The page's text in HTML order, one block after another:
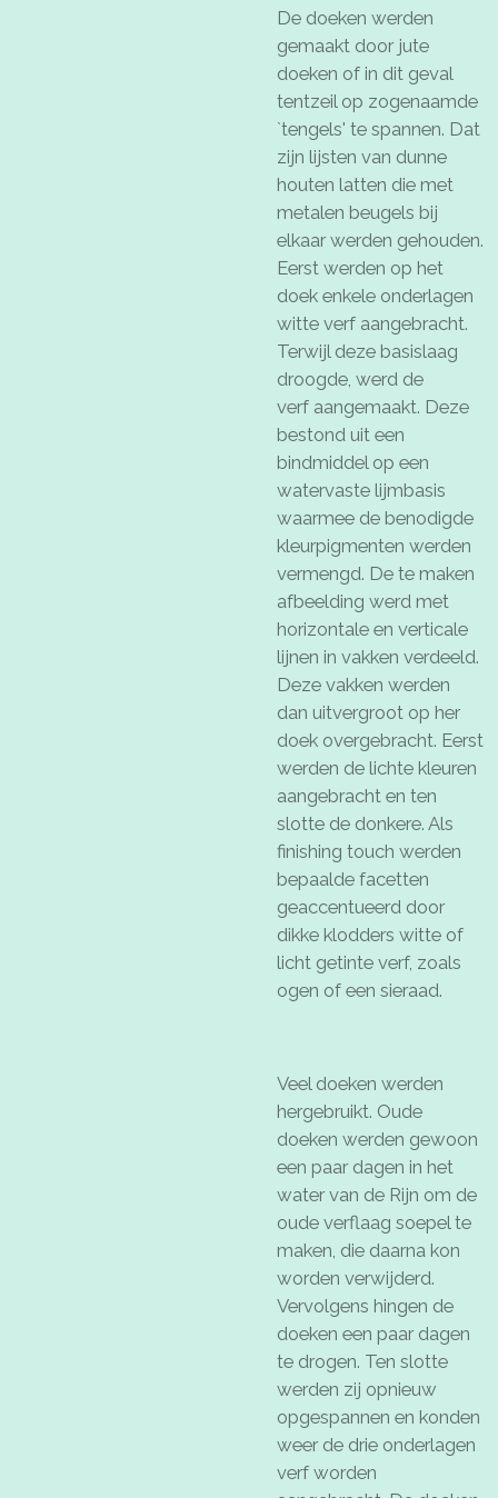
De doeken werden
gemaakt door jute
doeken of in dit geval
tentzeil op zogenaamde
`tengels' te spannen. Dat
zijn lijsten van dunne
houten latten die met
metalen beugels bij
elkaar werden gehouden.
Eerst werden op het
doek enkele onderlagen
witte verf aangebracht.
Terwijl deze basislaag
droogde, werd de
verf aangemaakt. Deze
bestond uit een
bindmiddel op een
watervaste lijmbasis
waarmee de benodigde
kleurpigmenten werden
vermengd. De te maken
afbeelding werd met
horizontale en verticale
lijnen in vakken verdeeld.
Deze vakken werden
dan uitvergroot op her
doek overgebracht. Eerst
werden de lichte kleuren
aangebracht en ten
slotte de donkere. Als
finishing touch werden
bepaalde facetten
geaccentueerd door
dikke klodders witte of
licht getinte verf, zoals
ogen of een sieraad.
Veel doeken werden
hergebruikt. Oude
doeken werden gewoon
een paar dagen in het
water van de Rijn om de
oude verflaag soepel te
maken, die daarna kon
worden verwijderd.
Vervolgens hingen de
doeken een paar dagen
te drogen. Ten slotte
werden zij opnieuw
opgespannen en konden
weer de drie onderlagen
verf worden